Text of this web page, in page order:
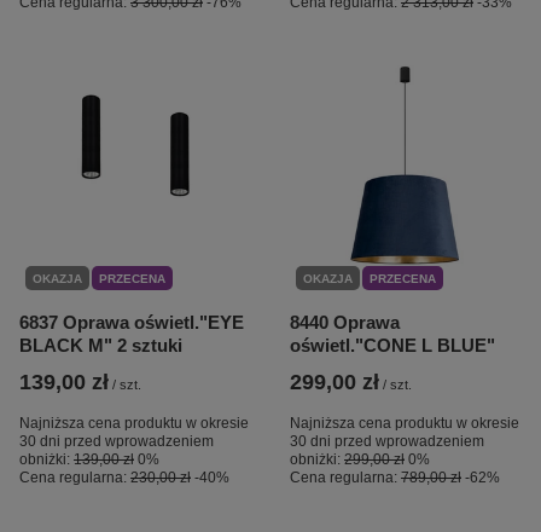
OKAZJA PRZECENA
6837 Oprawa oświetl."EYE
BLACK M" 2 sztuki
139,00 zł / szt.
Najniższa cena produktu w okresie
30 dni przed wprowadzeniem
obniżki: 139,00 zł 0%
Cena regularna: 230,00 zł -40%
OKAZJA PRZECENA
8440 Oprawa
oświetl."CONE L BLUE"
299,00 zł / szt.
Najniższa cena produktu w okresie
30 dni przed wprowadzeniem
obniżki: 299,00 zł 0%
Cena regularna: 789,00 zł -62%